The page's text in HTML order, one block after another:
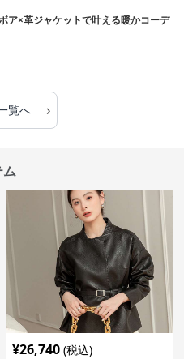
ア×革ジャケットで叶える暖かコーデ
覧へ ›
ム
¥26,740 (税込)